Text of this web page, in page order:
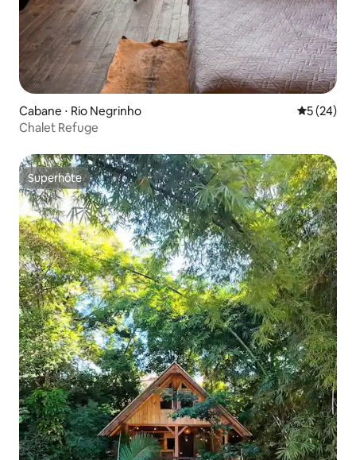
Cabane ⋅ Rio Negrinho
5 (24)
Chalet Refuge
Superhôte
Superhôte